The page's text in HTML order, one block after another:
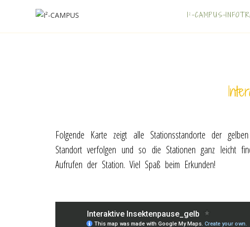
I²-CAMPUS-
Folgende Karte zeigt alle Stationsstandorte der
Standort verfolgen und so die Stationen ganz leicht
Aufrufen der Station. Viel Spaß beim Erkunden!